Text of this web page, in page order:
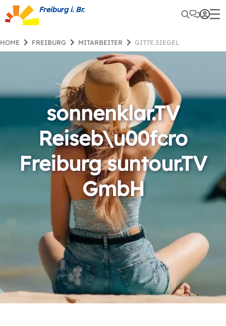
Freiburg i. Br.
HOME FREIBURG MITARBEITER GITTE.SIEGEL
sonnenklar.TV
Reiseb\u00fcro
Freiburg suntour.TV
GmbH